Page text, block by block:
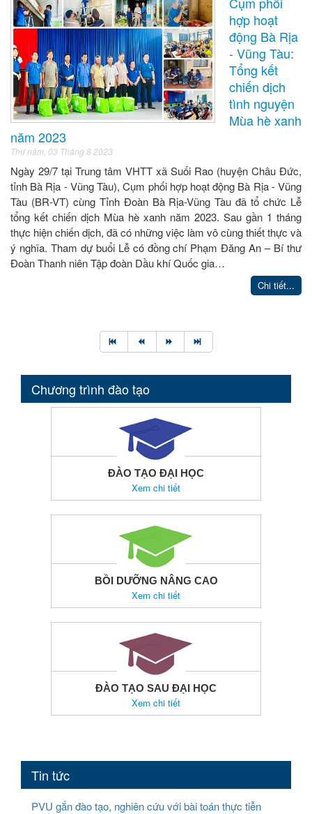
hợp hoạt
động Bà Rịa
- Vũng Tàu:
Tổng kết
chiến dịch
tình nguyện
Mùa hè xanh
năm 2023
Thứ năm, 03 Tháng 8 2023
Ngày 29/7 tại Trung tâm VHTT xã Suối Rao (huyện Châu Đức,
tỉnh Bà Rịa - Vũng Tàu), Cụm phối hợp hoạt động Bà Rịa - Vũng
Tàu (BR-VT) cùng Tỉnh Đoàn Bà Rịa-Vũng Tàu đã tổ chức Lễ
tổng kết chiến dịch Mùa hè xanh năm 2023. Sau gần 1 tháng
thực hiện chiến dịch, đã có những việc làm vô cùng thiết thực và
ý nghĩa. Tham dự buổi Lễ có đồng chí Phạm Đăng An – Bí thư
Đoàn Thanh niên Tập đoàn Dầu khí Quốc gia…
Chi tiết...
Chương trình đào tạo
ĐÀO TẠO ĐẠI HỌC
Xem chi tiết
BỒI DƯỠNG NÂNG CAO
Xem chi tiết
ĐÀO TẠO SAU ĐẠI HỌC
Xem chi tiết
Tin tức
PVU gắn đào tạo, nghiên cứu với bài toán thực tiễn